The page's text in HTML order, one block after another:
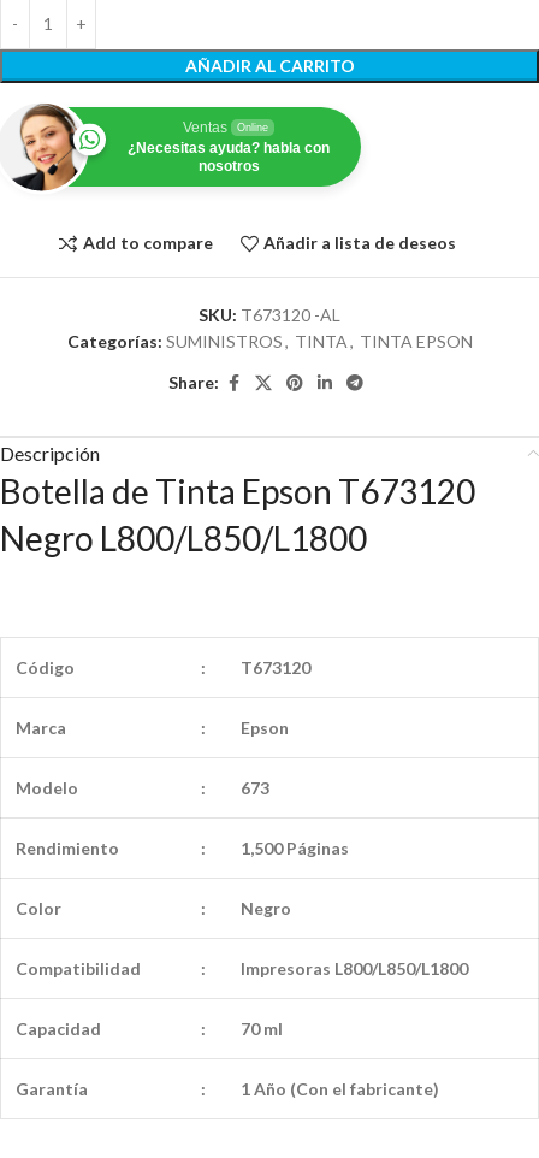
AÑADIR AL CARRITO
Ventas Online
¿Necesitas ayuda? habla con
nosotros
Add to compare Añadir a lista de deseos
SKU: T673120 -AL
Categorías: SUMINISTROS, TINTA, TINTA EPSON
Share:
Descripción
Botella de Tinta Epson T673120
Negro L800/L850/L1800
Código : T673120
Marca : Epson
Modelo : 673
Rendimiento : 1,500 Páginas
Color : Negro
Compatibilidad : Impresoras L800/L850/L1800
Capacidad : 70 ml
Garantía : 1 Año (Con el fabricante)